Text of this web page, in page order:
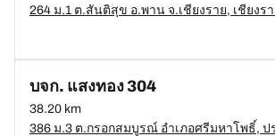
264 ม.1 ต.สันติสุข อ.พาน จ.เชียงราย, เชียงรา
บจก. แสงทอง 304
38.20 km